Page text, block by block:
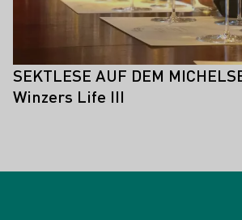
SEKTLESE AUF DEM
Winzers Life III